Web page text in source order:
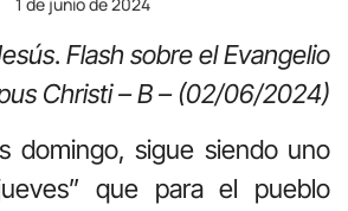
. Flash sobre el Evangelio
Christi – B – (02/06/2024)
domingo, sigue siendo uno
que para el pueblo